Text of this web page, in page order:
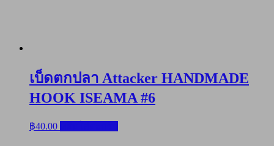
เบ็ดตกปลา Attacker HANDMADE
HOOK ISEAMA #6
฿40.00